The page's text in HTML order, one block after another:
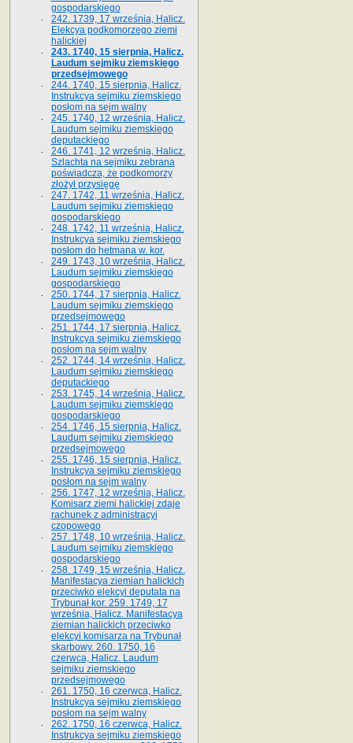
gospodarskiego
242. 1739, 17 września, Halicz.
Elekcya podkomorzego ziemi
halickiej
243. 1740, 15 sierpnia, Halicz.
Laudum sejmiku ziemskiego
przedsejmowego
244. 1740, 15 sierpnia, Halicz.
Instrukcya sejmiku ziemskiego
posłom na sejm walny
245. 1740, 12 września, Halicz.
Laudum sejmiku ziemskiego
deputackiego
246. 1741, 12 września, Halicz.
Szlachta na sejmiku zebrana
poświadcza, że podkomorzy
złożył przysięgę
247. 1742, 11 września, Halicz.
Laudum sejmiku ziemskiego
gospodarskiego
248. 1742, 11 września, Halicz.
Instrukcya sejmiku ziemskiego
posłom do hetmana w. kor.
249. 1743, 10 września, Halicz.
Laudum sejmiku ziemskiego
gospodarskiego
250. 1744, 17 sierpnia, Halicz.
Laudum sejmiku ziemskiego
przedsejmowego
251. 1744, 17 sierpnia, Halicz.
Instrukcya sejmiku ziemskiego
posłom na sejm walny
252. 1744, 14 września, Halicz.
Laudum sejmiku ziemskiego
deputackiego
253. 1745, 14 września, Halicz.
Laudum sejmiku ziemskiego
gospodarskiego
254. 1746, 15 sierpnia, Halicz.
Laudum sejmiku ziemskiego
przedsejmowego
255. 1746, 15 sierpnia, Halicz.
Instrukcya sejmiku ziemskiego
posłom na sejm walny
256. 1747, 12 września, Halicz.
Komisarz ziemi halickiej zdaje
rachunek z administracyi
czopowego
257. 1748, 10 września, Halicz.
Laudum sejmiku ziemskiego
gospodarskiego
258. 1749, 15 września, Halicz.
Manifestacya ziemian halickich
przeciwko elekcyi deputata na
Trybunał kor. 259. 1749, 17
września, Halicz. Manifestacya
ziemian halickich przeciwko
elekcyi komisarza na Trybunał
skarbowy. 260. 1750, 16
czerwca, Halicz. Laudum
sejmiku ziemskiego
przedsejmowego
261. 1750, 16 czerwca, Halicz.
Instrukcya sejmiku ziemskiego
posłom na sejm walny
262. 1750, 16 czerwca, Halicz.
Instrukcya sejmiku ziemskiego